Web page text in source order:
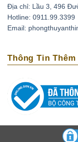
Thạch anh tím
căng thẳng,
ra loại đá này
mạch máu não.
từ tiếng Hy lạp là
Vì vậy người xưa
độc rượu và các
này trong nguồn
là chúng mang
Địa chỉ: Lầu 3, 496
Hotline: 0911.99.3399
Email:
Thông Tin Thêm